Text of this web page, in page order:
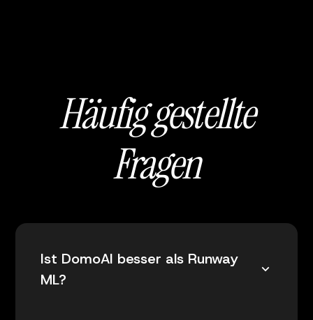
Häufig gestellte
Fragen
Ist DomoAI besser als Runway
ML?